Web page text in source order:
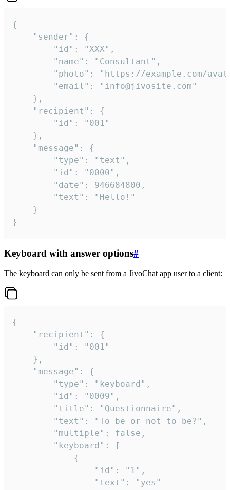
{
}
Keyboard with answer options#
The keyboard can only be sent from a JivoChat app user to a client:
{